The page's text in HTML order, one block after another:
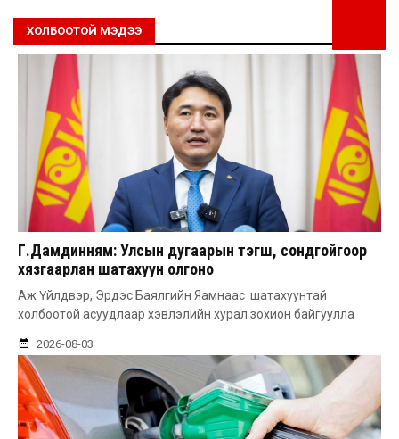
ХОЛБООТОЙ МЭДЭЭ
Г.Дамдинням: Улсын дугаарын тэгш, сондгойгоор
хязгаарлан шатахуун олгоно
Аж Үйлдвэр, Эрдэс Баялгийн Яамнаас шатахуунтай
холбоотой асуудлаар хэвлэлийн хурал зохион байгуулла
2026-08-03